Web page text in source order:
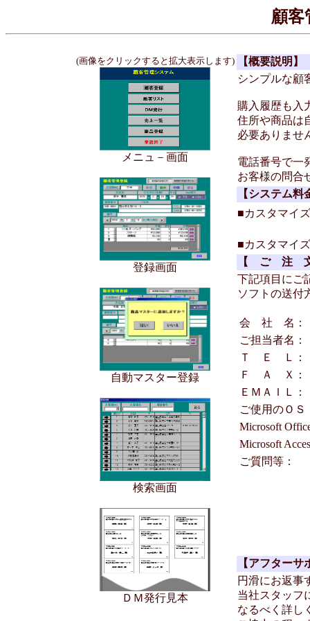
顧客
(画像をクリックすると拡大表示します)
メニュ－画面
登録画面
自動マスター登録
検索画面
ＤＭ発行見本
【概要説明】
シンプ
購入履歴も入
住所や商品は
必
電話番
お客様の
【システム料
■カスタマイ
■カスタマイ
【 ご 注
下記項目にご
ソフトの送付
会 社 名：
ご担当者名：
Ｔ Ｅ Ｌ：
Ｆ Ａ Ｘ：
ＥＭＡＩＬ：
ご使用のＯＳ
Microsoft
Microsoft
ご質問等：
【アフターサ
円滑にお返事
当社スタッフ
なるべく詳し